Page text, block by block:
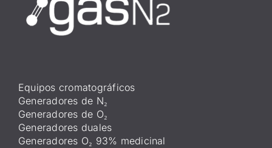
Equipos cromatográficos
Generadores de N₂
Generadores de O₂
Generadores duales
Generadores O₂ 93% medicinal